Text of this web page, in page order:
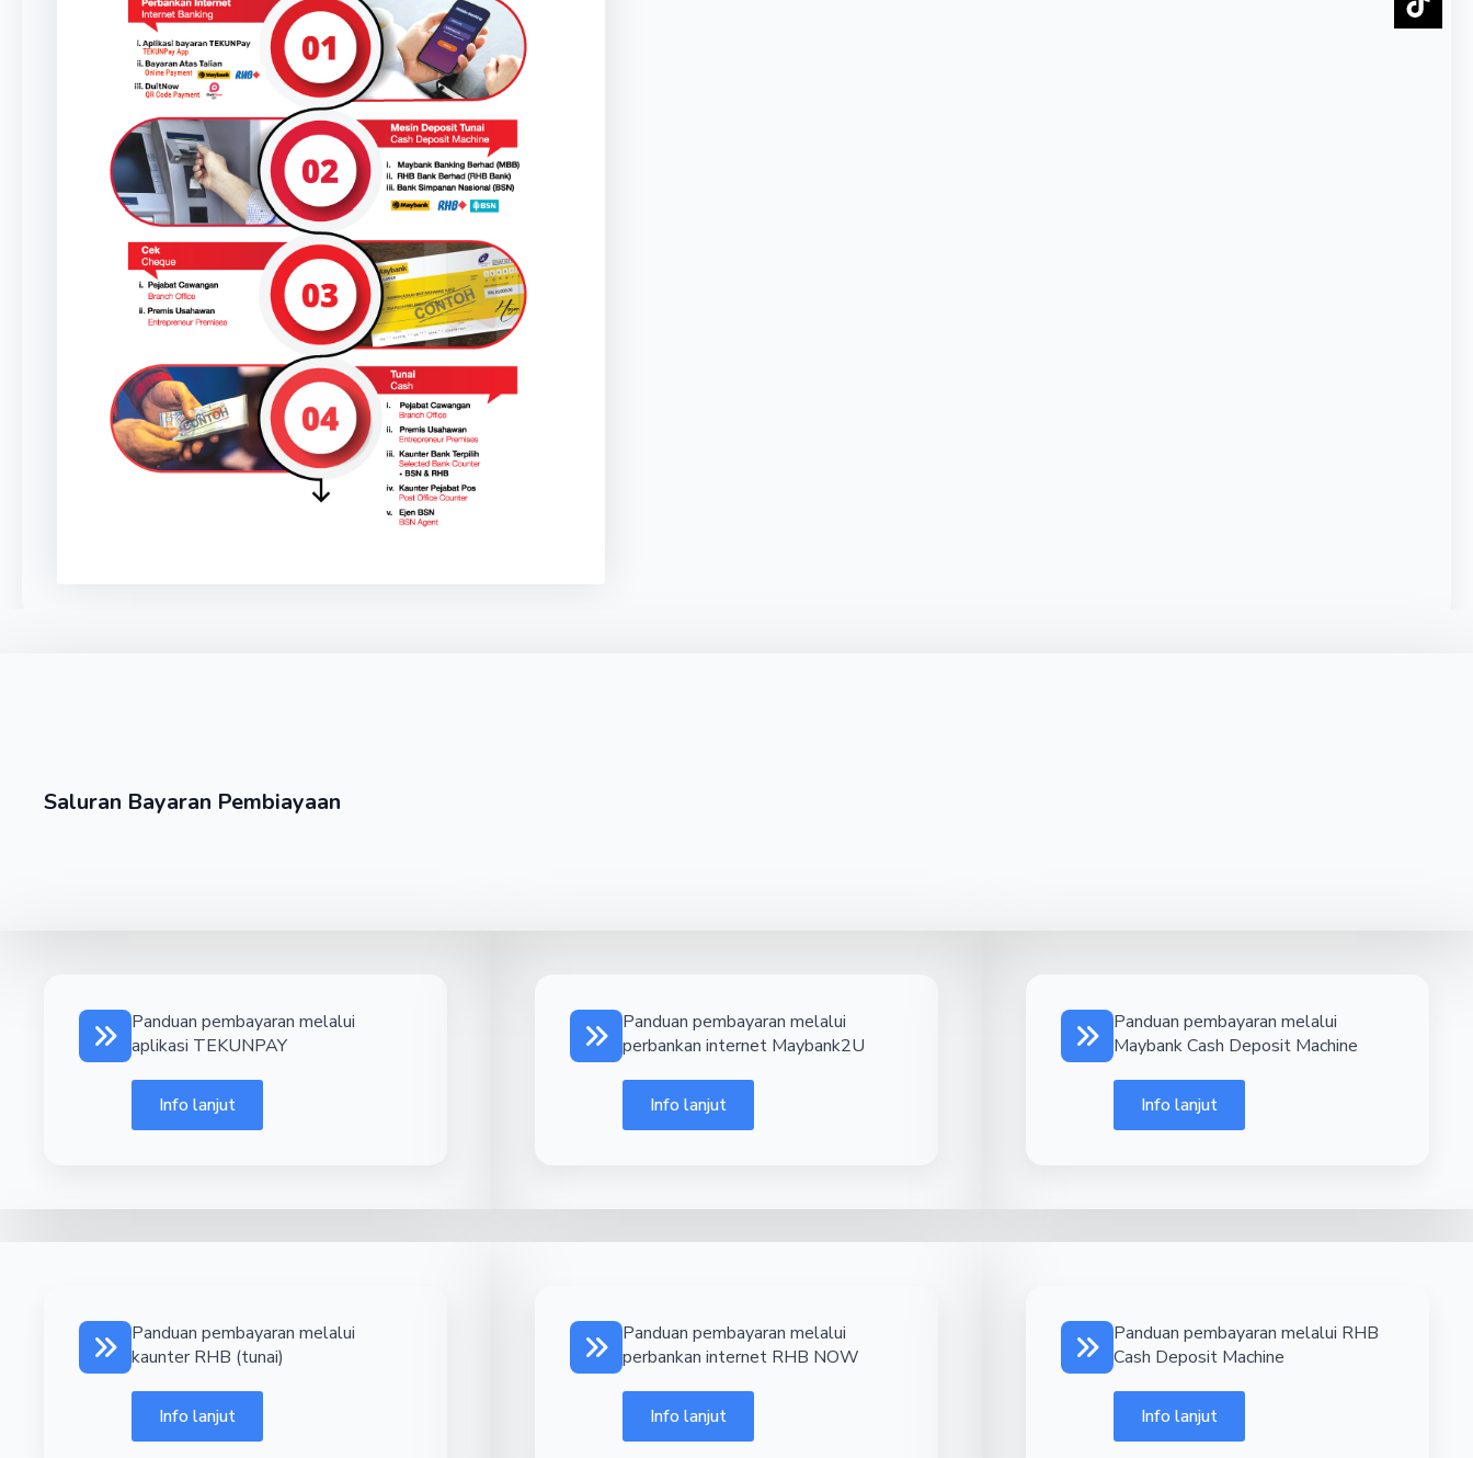
Saluran Bayaran Pembiayaan
Panduan pembayaran melalui
aplikasi TEKUNPAY
Info lanjut
Panduan pembayaran melalui
perbankan internet Maybank2U
Info lanjut
Panduan pembayaran melalui
Maybank Cash Deposit Machine
Info lanjut
Panduan pembayaran melalui
kaunter RHB (tunai)
Info lanjut
Panduan pembayaran melalui
perbankan internet RHB NOW
Info lanjut
Panduan pembayaran melalui RHB
Cash Deposit Machine
Info lanjut